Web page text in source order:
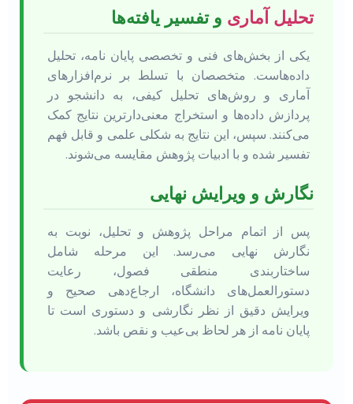
تحلیل آماری و تفسیر یافته‌ها
یکی از بخش‌های فنی و تخصصی پایان نامه، تحلیل
داده‌هاست. متخصصان با تسلط بر نرم‌افزارهای
آماری و روش‌های تحلیل کیفی، به دانشجو در
پردازش داده‌ها و استخراج معنی‌دارترین نتایج کمک
می‌کنند. سپس، این نتایج به شکلی علمی و قابل فهم
تفسیر شده و با ادبیات پژوهش مقایسه می‌شوند.
نگارش و ویرایش نهایی
پس از اتمام مراحل پژوهش و تحلیل، نوبت به
نگارش نهایی می‌رسد. این مرحله شامل
ساختاربندی منطقی فصول، رعایت
دستورالعمل‌های دانشگاه، ارجاع‌دهی صحیح و
ویرایش دقیق از نظر نگارشی و دستوری است تا
پایان نامه از هر لحاظ بی‌عیب و نقص باشد.